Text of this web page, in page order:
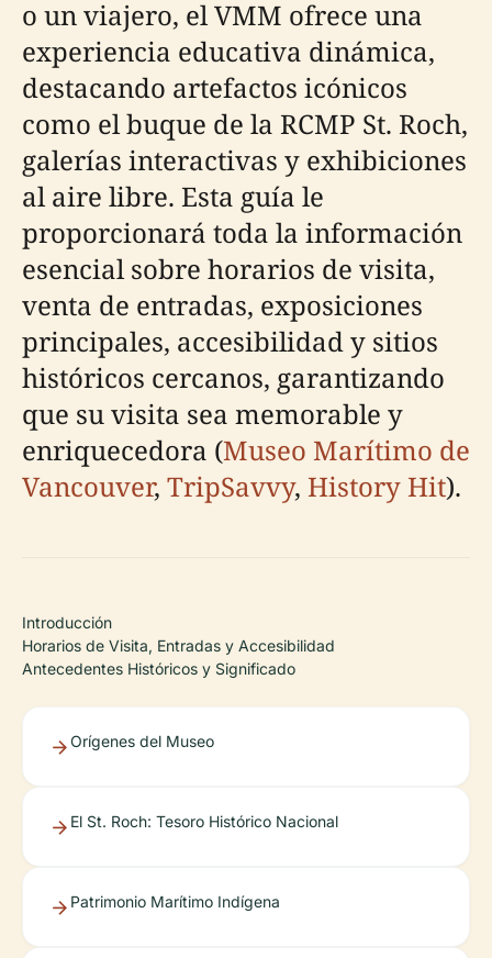
o un viajero, el VMM ofrece una
experiencia educativa dinámica,
destacando artefactos icónicos
como el buque de la RCMP St. Roch,
galerías interactivas y exhibiciones
al aire libre. Esta guía le
proporcionará toda la información
esencial sobre horarios de visita,
venta de entradas, exposiciones
principales, accesibilidad y sitios
históricos cercanos, garantizando
que su visita sea memorable y
enriquecedora (Museo Marítimo de
Vancouver, TripSavvy, History Hit).
Introducción
Horarios de Visita, Entradas y Accesibilidad
Antecedentes Históricos y Significado
Orígenes del Museo
El St. Roch: Tesoro Histórico Nacional
Patrimonio Marítimo Indígena